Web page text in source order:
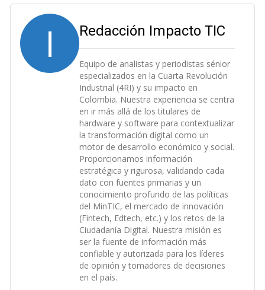
I Redacción Impacto TIC
Equipo de analistas y periodistas sénior
especializados en la Cuarta Revolución
Industrial (4RI) y su impacto en
Colombia. Nuestra experiencia se centra
en ir más allá de los titulares de
hardware y software para contextualizar
la transformación digital como un
motor de desarrollo económico y social.
Proporcionamos información
estratégica y rigurosa, validando cada
dato con fuentes primarias y un
conocimiento profundo de las políticas
del MinTIC, el mercado de innovación
(Fintech, Edtech, etc.) y los retos de la
Ciudadanía Digital. Nuestra misión es
ser la fuente de información más
confiable y autorizada para los líderes
de opinión y tomadores de decisiones
en el país.